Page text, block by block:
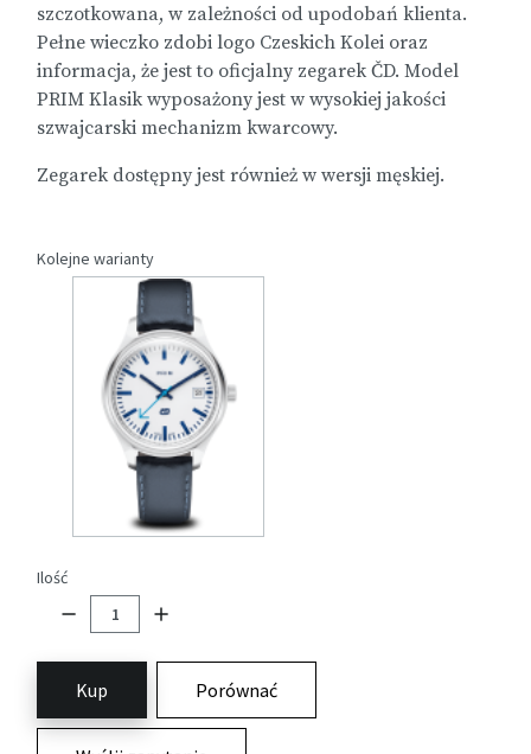
szczotkowana, w zależności od upodobań klienta.
Pełne wieczko zdobi logo Czeskich Kolei oraz
informacja, że ​​jest to oficjalny zegarek ČD. Model
PRIM Klasik wyposażony jest w wysokiej jakości
szwajcarski mechanizm kwarcowy.
Zegarek dostępny jest również w wersji męskiej.
Kolejne warianty
Ilość
Kup Porównać